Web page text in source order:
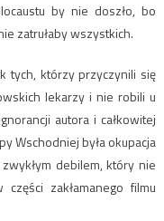
by nie doszło, bo
zatrułaby wszystkich.
tych, którzy przyczynili się
lekarzy i nie robili u
autora i całkowitej
Wschodniej była okupacja
debilem, który nie
zakłamanego filmu